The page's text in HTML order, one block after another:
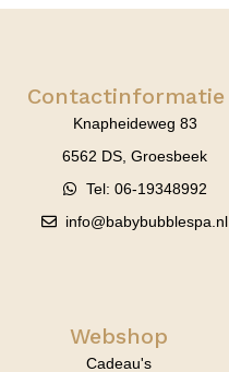
Contactinformatie
Knapheideweg 83
6562 DS, Groesbeek
Tel: 06-19348992
info@babybubblespa.nl
Webshop
Cadeau's